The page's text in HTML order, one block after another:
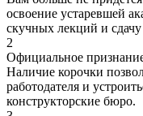
освоение устаревшей
скучных лекций и сдачу
2
Официальное
Наличие корочки
работодателя и
конструкторские бюро.